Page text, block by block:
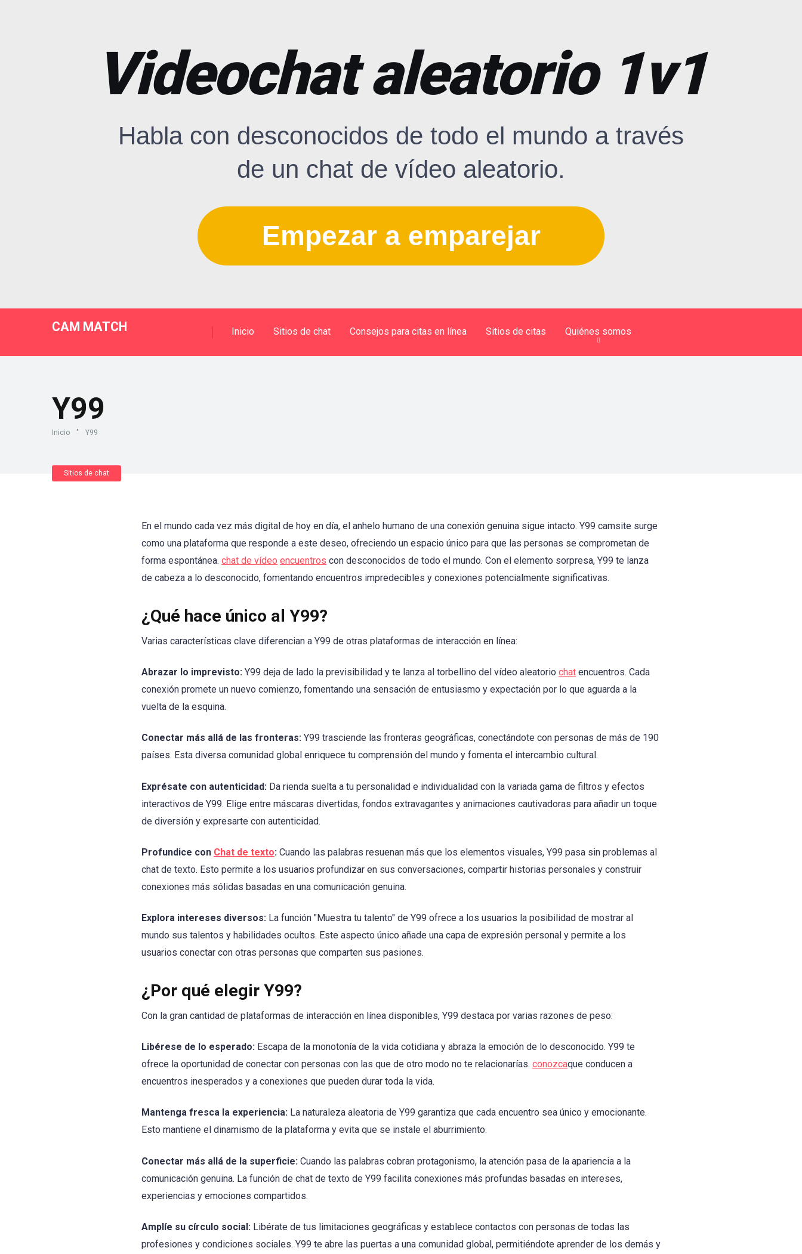
Videochat aleatorio 1v1
Habla con desconocidos de todo el mundo a través
de un chat de vídeo aleatorio.
Empezar a emparejar
CAM MATCH Inicio Sitios de chat Consejos para citas en línea Sitios de citas Quiénes somos
Y99
Inicio " Y99
Sitios de chat
En el mundo cada vez más digital de hoy en día, el anhelo humano de una conexión genuina sigue intacto. Y99 camsite surge
como una plataforma que responde a este deseo, ofreciendo un espacio único para que las personas se comprometan de
forma espontánea. chat de vídeo encuentros con desconocidos de todo el mundo. Con el elemento sorpresa, Y99 te lanza
de cabeza a lo desconocido, fomentando encuentros impredecibles y conexiones potencialmente significativas.
¿Qué hace único al Y99?
Varias características clave diferencian a Y99 de otras plataformas de interacción en línea:
Abrazar lo imprevisto: Y99 deja de lado la previsibilidad y te lanza al torbellino del vídeo aleatorio chat encuentros. Cada
conexión promete un nuevo comienzo, fomentando una sensación de entusiasmo y expectación por lo que aguarda a la
vuelta de la esquina.
Conectar más allá de las fronteras: Y99 trasciende las fronteras geográficas, conectándote con personas de más de 190
países. Esta diversa comunidad global enriquece tu comprensión del mundo y fomenta el intercambio cultural.
Exprésate con autenticidad: Da rienda suelta a tu personalidad e individualidad con la variada gama de filtros y efectos
interactivos de Y99. Elige entre máscaras divertidas, fondos extravagantes y animaciones cautivadoras para añadir un toque
de diversión y expresarte con autenticidad.
Profundice con Chat de texto: Cuando las palabras resuenan más que los elementos visuales, Y99 pasa sin problemas al
chat de texto. Esto permite a los usuarios profundizar en sus conversaciones, compartir historias personales y construir
conexiones más sólidas basadas en una comunicación genuina.
Explora intereses diversos: La función "Muestra tu talento" de Y99 ofrece a los usuarios la posibilidad de mostrar al
mundo sus talentos y habilidades ocultos. Este aspecto único añade una capa de expresión personal y permite a los
usuarios conectar con otras personas que comparten sus pasiones.
¿Por qué elegir Y99?
Con la gran cantidad de plataformas de interacción en línea disponibles, Y99 destaca por varias razones de peso:
Libérese de lo esperado: Escapa de la monotonía de la vida cotidiana y abraza la emoción de lo desconocido. Y99 te
ofrece la oportunidad de conectar con personas con las que de otro modo no te relacionarías. conozcaque conducen a
encuentros inesperados y a conexiones que pueden durar toda la vida.
Mantenga fresca la experiencia: La naturaleza aleatoria de Y99 garantiza que cada encuentro sea único y emocionante.
Esto mantiene el dinamismo de la plataforma y evita que se instale el aburrimiento.
Conectar más allá de la superficie: Cuando las palabras cobran protagonismo, la atención pasa de la apariencia a la
comunicación genuina. La función de chat de texto de Y99 facilita conexiones más profundas basadas en intereses,
experiencias y emociones compartidos.
Amplíe su círculo social: Libérate de tus limitaciones geográficas y establece contactos con personas de todas las
profesiones y condiciones sociales. Y99 te abre las puertas a una comunidad global, permitiéndote aprender de los demás y